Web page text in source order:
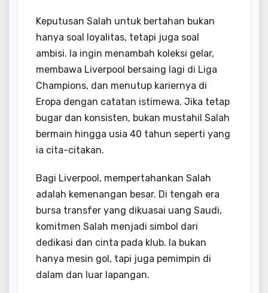
Keputusan Salah untuk bertahan bukan
hanya soal loyalitas, tetapi juga soal
ambisi. Ia ingin menambah koleksi gelar,
membawa Liverpool bersaing lagi di Liga
Champions, dan menutup kariernya di
Eropa dengan catatan istimewa. Jika tetap
bugar dan konsisten, bukan mustahil Salah
bermain hingga usia 40 tahun seperti yang
ia cita-citakan.
Bagi Liverpool, mempertahankan Salah
adalah kemenangan besar. Di tengah era
bursa transfer yang dikuasai uang Saudi,
komitmen Salah menjadi simbol dari
dedikasi dan cinta pada klub. Ia bukan
hanya mesin gol, tapi juga pemimpin di
dalam dan luar lapangan.